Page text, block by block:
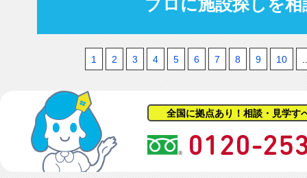
プロに施設探しを
1 2 3 4 5 6 7 8 9 10
全国に拠点あり！相談・見学す